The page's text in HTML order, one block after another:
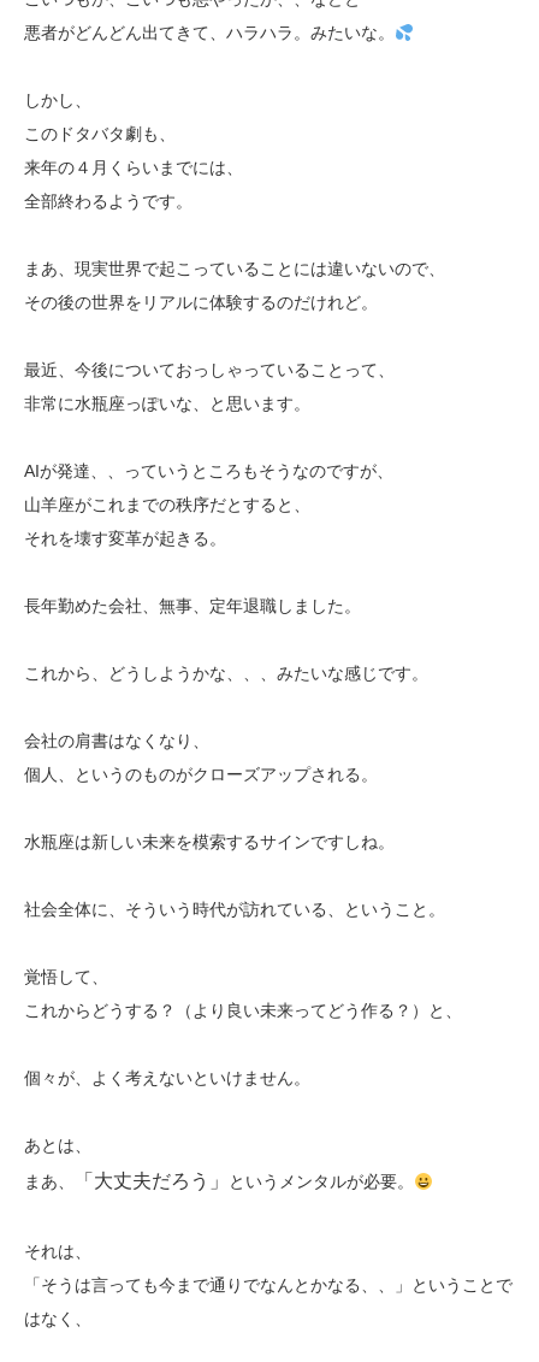
悪者がどんどん出てきて、ハラハラ。みたいな。
しかし、
このドタバタ劇も、
来年の４月くらいまでには、
全部終わるようです。
まあ、現実世界で起こっていることには違いないので、
その後の世界をリアルに体験するのだけれど。
最近、今後についておっしゃっていることって、
非常に水瓶座っぽいな、と思います。
AIが発達、、っていうところもそうなのですが、
山羊座がこれまでの秩序だとすると、
それを壊す変革が起きる。
長年勤めた会社、無事、定年退職しました。
これから、どうしようかな、、、みたいな感じです。
会社の肩書はなくなり、
個人、というのものがクローズアップされる。
水瓶座は新しい未来を模索するサインですしね。
社会全体に、そういう時代が訪れている、ということ。
覚悟して、
これからどうする？（より良い未来ってどう作る？）と、
個々が、よく考えないといけません。
あとは、
まあ、
「大丈夫だろう」 というメンタルが必要。
それは、
「そうは言っても今まで通りでなんとかなる、、」ということで
はなく、